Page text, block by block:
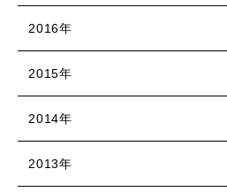
2016年
2015年
2014年
2013年